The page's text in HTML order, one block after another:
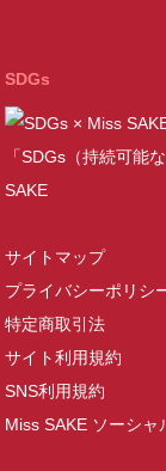
SDGs
「SDGs（持続可能
SAKE
サイトマップ
プライバシーポリシ
特定商取引法
サイト利用規約
SNS利用規約
Miss SAKE ソーシ